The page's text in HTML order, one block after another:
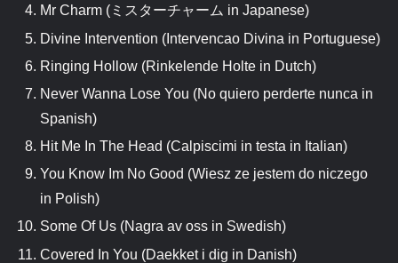
Mr Charm (ミスターチャーム in Japanese)
Divine Intervention (Intervencao Divina in Portuguese)
Ringing Hollow (Rinkelende Holte in Dutch)
Never Wanna Lose You (No quiero perderte nunca in
Spanish)
Hit Me In The Head (Calpiscimi in testa in Italian)
You Know Im No Good (Wiesz ze jestem do niczego
in Polish)
Some Of Us (Nagra av oss in Swedish)
Covered In You (Daekket i dig in Danish)